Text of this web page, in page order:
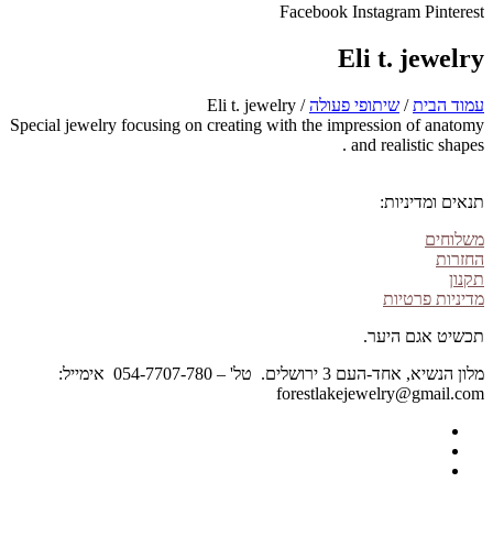
Facebook Instagram Pinterest
Eli t. jewelry
עמוד הבית/שיתופי פעולה/ Eli t. jewelry
Special jewelry focusing on creating with the impression of anatomy
and realistic shapes .
תנאים ומדיניות:
משלוחים
החזרות
תקנון
מדיניות פרטיות
תכשיט אגם היער.
מלון הנשיא, אחד-העם 3 ירושלים. טל' – 054-7707-780 אימייל:
forestlakejewelry@gmail.com